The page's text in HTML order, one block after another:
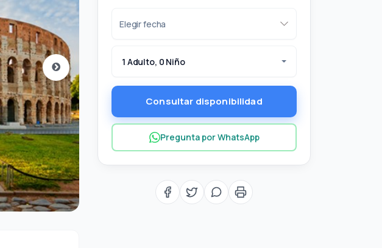
1 Adulto, 0 Niño
Consultar disponibilidad
Pregunta por WhatsApp